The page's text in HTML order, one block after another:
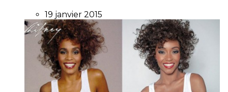
19 janvier 2015